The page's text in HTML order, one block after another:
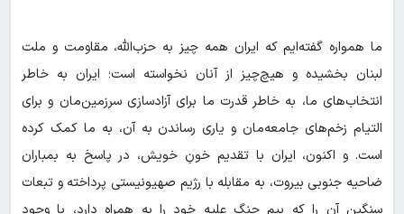
ما همواره گفته‌ایم که ایران همه چیز به حزب‌الله، مقاومت و ملت
لبنان بخشیده و هیچ‌چیز از آنان نخواسته است؛ ایران به خاطر
انتخاب‌های ما، به خاطر قدرت ما برای آزادسازی سرزمین‌مان و برای
التیام زخم‌های جامعه‌مان و یاری رساندن به آن، به ما کمک کرده
است. و اکنون، ایران با تقدیم خونِ خویش، در پاسخ به بمباران
ضاحیه جنوبی بیروت، به مقابله با رژیم صهیونیستی پرداخته و تبعات
سنگین آن را که بیم جنگ علیه خود را به همراه دارد، با وجود